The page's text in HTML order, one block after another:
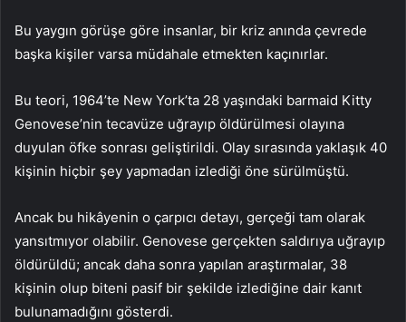
Bu yaygın görüşe göre insanlar, bir kriz anında çevrede
başka kişiler varsa müdahale etmekten kaçınırlar.
Bu teori, 1964’te New York’ta 28 yaşındaki barmaid Kitty
Genovese’nin tecavüze uğrayıp öldürülmesi olayına
duyulan öfke sonrası geliştirildi. Olay sırasında yaklaşık 40
kişinin hiçbir şey yapmadan izlediği öne sürülmüştü.
Ancak bu hikâyenin o çarpıcı detayı, gerçeği tam olarak
yansıtmıyor olabilir. Genovese gerçekten saldırıya uğrayıp
öldürüldü; ancak daha sonra yapılan araştırmalar, 38
kişinin olup biteni pasif bir şekilde izlediğine dair kanıt
bulunamadığını gösterdi.